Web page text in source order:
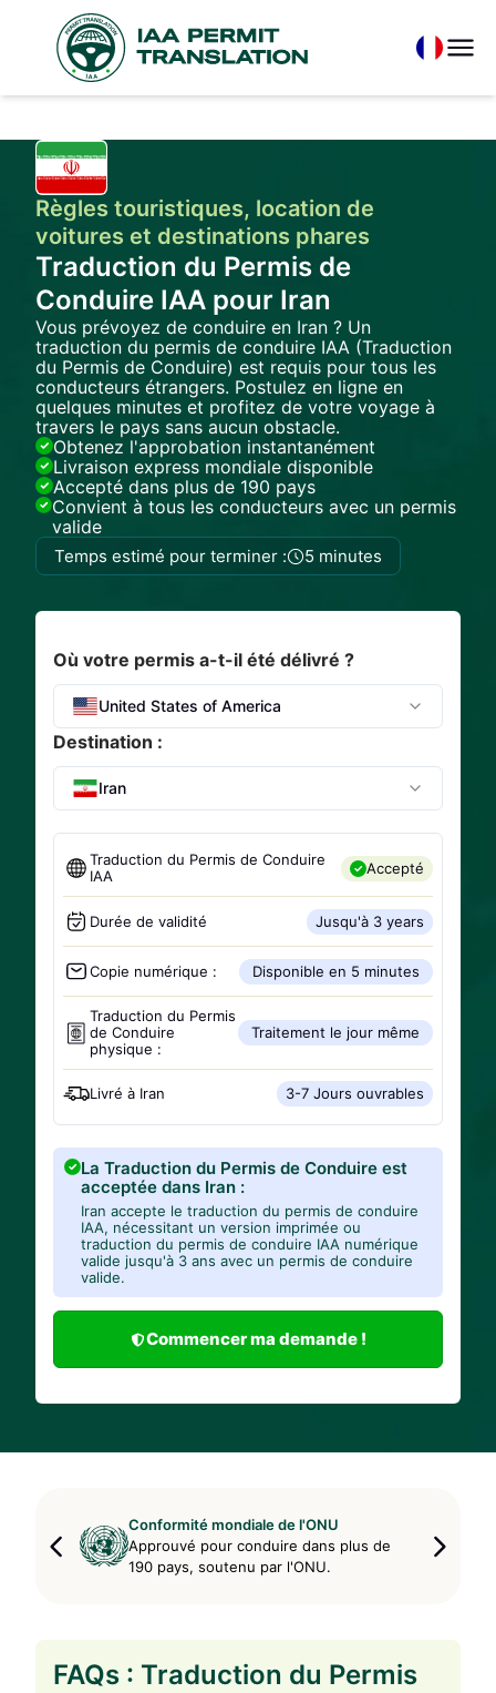
Règles touristiques, location de
voitures et destinations phares
Traduction du Permis de
Conduire IAA pour Iran
Vous prévoyez de conduire en Iran ? Un
traduction du permis de conduire IAA (Traduction
du Permis de Conduire) est requis pour tous les
conducteurs étrangers. Postulez en ligne en
quelques minutes et profitez de votre voyage à
travers le pays sans aucun obstacle.
Obtenez l'approbation instantanément
Livraison express mondiale disponible
Accepté dans plus de 190 pays
Convient à tous les conducteurs avec un permis
valide
Temps estimé pour terminer : 5 minutes
Où votre permis a-t-il été délivré ?
United States of America
Destination :
Iran
Traduction du Permis de Conduire
IAA
Accepté
Durée de validité Jusqu'à 3 years
Copie numérique : Disponible en 5 minutes
Traduction du Permis
de Conduire
physique :
Traitement le jour même
Livré à Iran 3-7 Jours ouvrables
La Traduction du Permis de Conduire est
acceptée dans Iran :
Iran accepte le traduction du permis de conduire
IAA, nécessitant un version imprimée ou
traduction du permis de conduire IAA numérique
valide jusqu'à 3 ans avec un permis de conduire
valide.
Commencer ma demande !
Conformité mondiale de l'ONU
Approuvé pour conduire dans plus de
190 pays, soutenu par l'ONU.
FAQs : Traduction du Permis